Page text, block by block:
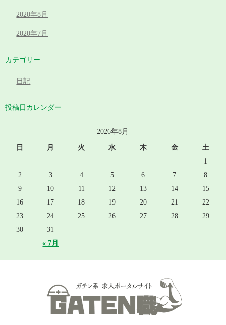
2020年8月
2020年7月
カテゴリー
日記
投稿日カレンダー
2026年8月
日 月 火 水 木 金 土
« 7月
1
2
3 4 5 6 7
8
9
10 11 12 13 14
15
16
17 18 19 20 21
22
23
24 25 26 27 28
29
30
31